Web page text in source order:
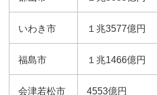
いわき市 １兆3577億円
福島市 １兆1466億円
会津若松市 4553億円